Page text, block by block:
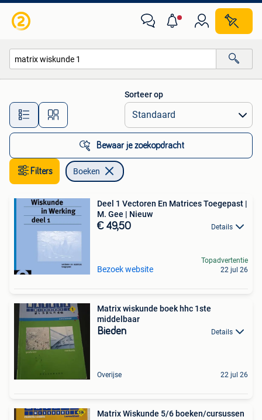
Alle afstanden…
Sorteer op
Bewaar je zoekopdracht
Filters Boeken
Deel 1 Vectoren En Matrices Toegepast |
M. Gee | Nieuw
€ 49,50 Details
Bezoek website
Topadvertentie
22 jul 26
Matrix wiskunde boek hhc 1ste
middelbaar
Bieden Details
Overijse 22 jul 26
Matrix Wiskunde 5/6 boeken/cursussen